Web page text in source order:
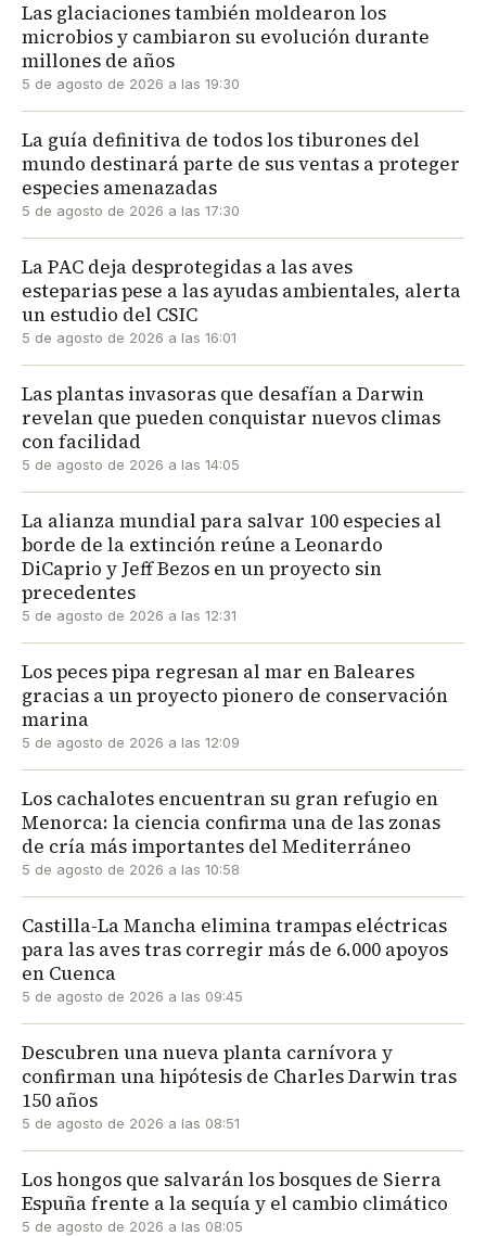
Las glaciaciones también moldearon los
microbios y cambiaron su evolución durante
millones de años
5 de agosto de 2026 a las 19:30
La guía definitiva de todos los tiburones del
mundo destinará parte de sus ventas a proteger
especies amenazadas
5 de agosto de 2026 a las 17:30
La PAC deja desprotegidas a las aves
esteparias pese a las ayudas ambientales, alerta
un estudio del CSIC
5 de agosto de 2026 a las 16:01
Las plantas invasoras que desafían a Darwin
revelan que pueden conquistar nuevos climas
con facilidad
5 de agosto de 2026 a las 14:05
La alianza mundial para salvar 100 especies al
borde de la extinción reúne a Leonardo
DiCaprio y Jeff Bezos en un proyecto sin
precedentes
5 de agosto de 2026 a las 12:31
Los peces pipa regresan al mar en Baleares
gracias a un proyecto pionero de conservación
marina
5 de agosto de 2026 a las 12:09
Los cachalotes encuentran su gran refugio en
Menorca: la ciencia confirma una de las zonas
de cría más importantes del Mediterráneo
5 de agosto de 2026 a las 10:58
Castilla-La Mancha elimina trampas eléctricas
para las aves tras corregir más de 6.000 apoyos
en Cuenca
5 de agosto de 2026 a las 09:45
Descubren una nueva planta carnívora y
confirman una hipótesis de Charles Darwin tras
150 años
5 de agosto de 2026 a las 08:51
Los hongos que salvarán los bosques de Sierra
Espuña frente a la sequía y el cambio climático
5 de agosto de 2026 a las 08:05